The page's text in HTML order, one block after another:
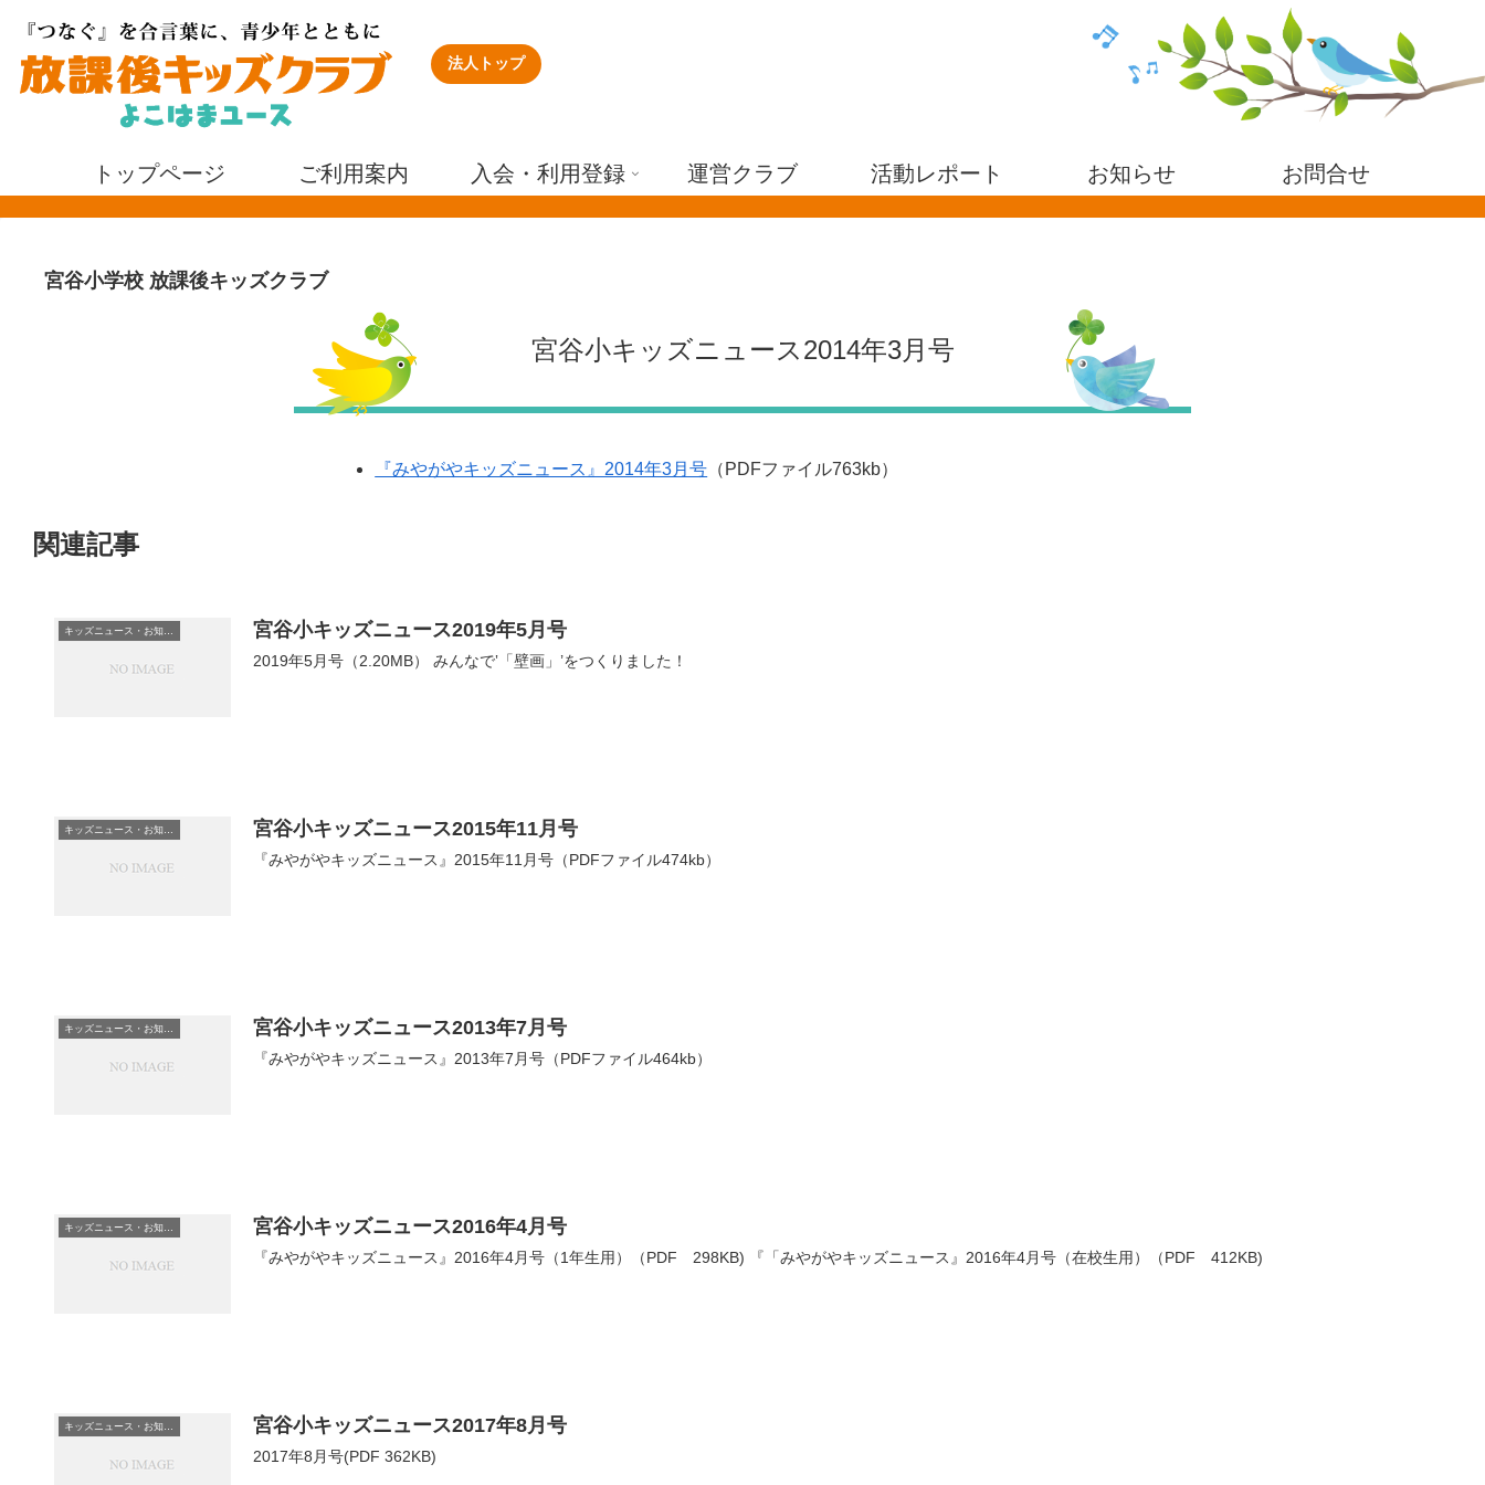
法人トップ
トップページ ご利用案内 入会・利用登録 運営クラブ 活動レポート お知らせ お問合せ
宮谷小学校 放課後キッズクラブ
宮谷小キッズニュース2014年3月号
『みやがやキッズニュース』2014年3月号 （PDFファイル763kb）
関連記事
キッズニュース・お知らせ 宮谷小キッズニュース2019年5月号
2019年5月号（2.20MB） みんなで‛「壁画」’をつくりました！
キッズニュース・お知らせ 宮谷小キッズニュース2015年11月号
『みやがやキッズニュース』2015年11月号（PDFファイル474kb）
キッズニュース・お知らせ 宮谷小キッズニュース2013年7月号
『みやがやキッズニュース』2013年7月号（PDFファイル464kb）
キッズニュース・お知らせ 宮谷小キッズニュース2016年4月号
『みやがやキッズニュース』2016年4月号（1年生用）（PDF 298KB) 『「みやがやキッズニュース』2016年4月号（在校生用）（PDF 412KB)
キッズニュース・お知らせ 宮谷小キッズニュース2017年8月号
2017年8月号(PDF 362KB)